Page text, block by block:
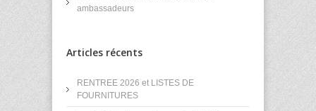
ambassadeurs
Articles récents
RENTREE 2026 et LISTES DE
FOURNITURES